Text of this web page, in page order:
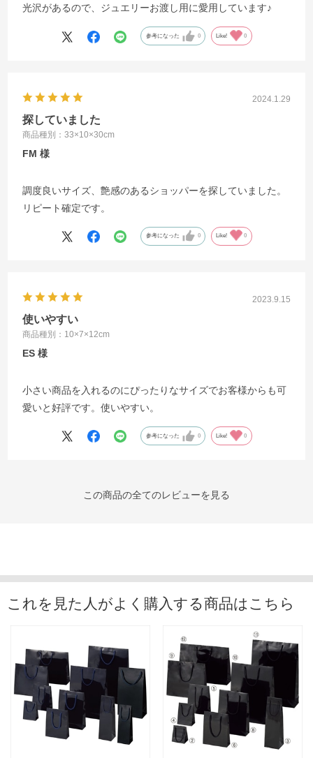
光沢があるので、ジュエリーお渡し用に愛用しています♪
参考になった 0 Like! 0
2024.1.29
探していました
商品種別：33×10×30cm
FM
調度良いサイズ、艶感のあるショッパーを探していました。
リピート確定です。
参考になった 0 Like! 0
2023.9.15
使いやすい
商品種別：10×7×12cm
ES
小さい商品を入れるのにぴったりなサイズでお客様からも可
愛いと好評です。使いやすい。
参考になった 0 Like! 0
この商品の全てのレビューを見る
これを見た人がよく購入する商品はこちら